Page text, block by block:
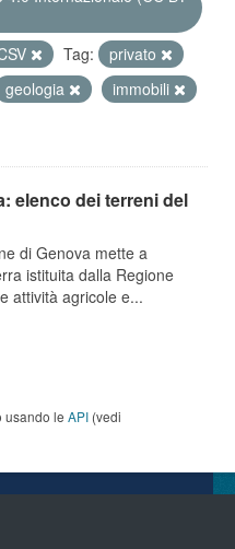
Tag:
privato
geologia
immobili
elenco dei terreni del
di Genova mette a
istituita dalla Regione
attività agricole e...
usando le API (vedi